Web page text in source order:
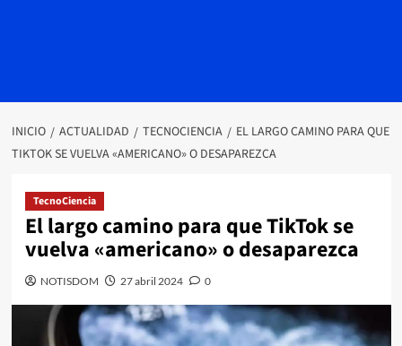
INICIO ACTUALIDAD TECNOCIENCIA
EL LARGO CAMINO PARA QUE
TIKTOK SE VUELVA «AMERICANO» O DESAPAREZCA
TecnoCiencia
El largo camino para que TikTok se
vuelva «americano» o desaparezca
NOTISDOM 27 abril 2024 0